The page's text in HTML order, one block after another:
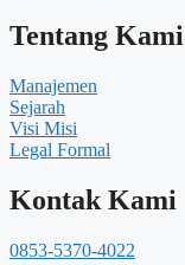
Tentang Kami
Manajemen
Sejarah
Visi Misi
Legal Formal
Kontak Kami
0853-5370-4022